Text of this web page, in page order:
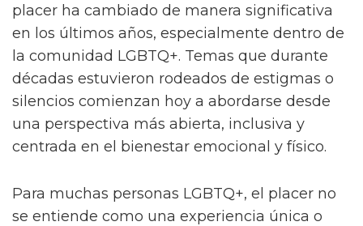
placer ha cambiado de manera significativa
en los últimos años, especialmente dentro de
la comunidad LGBTQ+. Temas que durante
décadas estuvieron rodeados de estigmas o
silencios comienzan hoy a abordarse desde
una perspectiva más abierta, inclusiva y
centrada en el bienestar emocional y físico.
Para muchas personas LGBTQ+, el placer no
se entiende como una experiencia única o